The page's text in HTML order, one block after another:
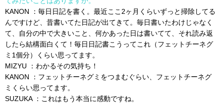
KANON ：毎日日記を書く。最近ここ2ヶ月くらいずっと掃除してる
んですけど、昔書いてた日記が出てきて。毎日書いたわけじゃなく
て、自分の中で大きいこと、何かあった日は書いてて、それ読み返
したら結構面白くて！毎日日記書こうってこれ（フェットチーネグ
ミ1個分）くらい思ってます。
MIZYU ：わかるその気持ち！
KANON ：フェットチーネグミをつまむぐらい、フェットチーネグ
ミくらい思ってます。
SUZUKA ：これはもう本当に感動ですね。